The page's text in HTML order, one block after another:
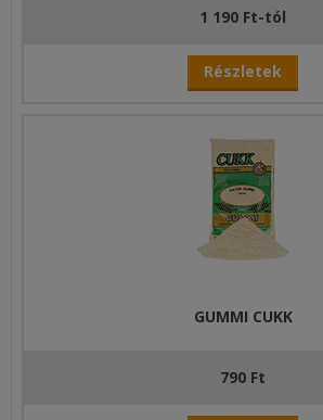
1 190 Ft-tól
Részletek
GUMMI CUKK
790 Ft